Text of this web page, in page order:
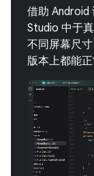
借助 Android
Studio 中于
不同屏幕尺
版本上都能正